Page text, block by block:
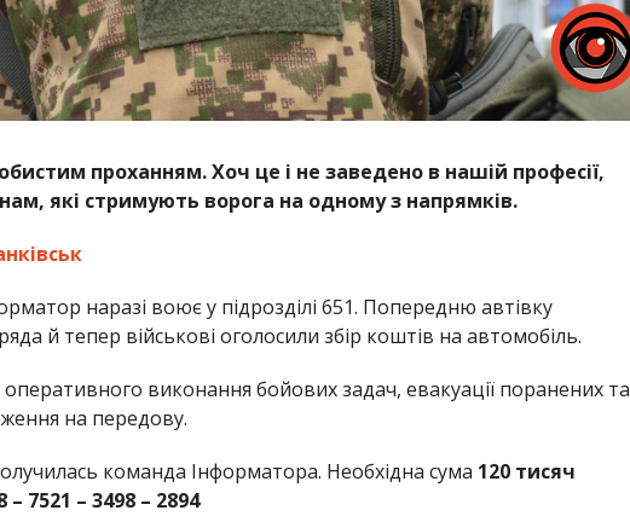
проханням. Хоч це і не заведено в нашій професії,
які стримують ворога на одному з напрямків.
наразі воює у підрозділі 651. Попередню автівку
й тепер військові оголосили збір коштів на автомобіль.
виконання бойових задач, евакуації поранених та
на передову.
команда Інформатора. Необхідна сума 120 тисяч
7521 – 3498 – 2894